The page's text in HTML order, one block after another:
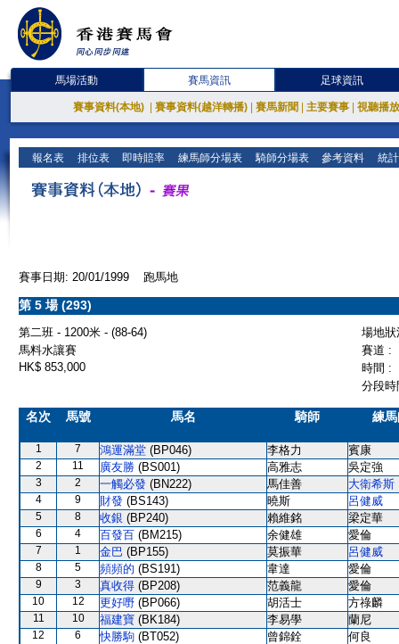
馬場活動 賽馬資訊 足球資訊
賽事資料(本地) 賽事資料(越洋轉播) 賽馬新聞 主要賽事 視聽播
報名表 排位表 即時賠率 練馬師分場表 騎師分場表 參考資料 統
賽事日期: 20/01/1999 跑馬地
第 5 場 (293)
第二班 - 1200米 - (88-64)
場地
馬料水讓賽
賽道 :
HK$ 853,000
時間 :
分段
名次 馬號 馬名 騎師 練
1 7 鴻運滿堂 (BP046) 李格力 賓康
2 11 廣友勝 (BS001) 高雅志 吳定強
3 2 一觸必發 (BN222) 馬佳善 大衛希斯
4 9 財發 (BS143) 曉斯 呂健威
5 8 收銀 (BP240) 賴維銘 梁定華
6 4 百發百 (BM215) 余健雄 愛倫
7 1 金巴 (BP155) 莫振華 呂健威
8 5 頻頻的 (BS191) 韋達 愛倫
9 3 真收得 (BP208) 范義龍 愛倫
10 12 更好嘢 (BP066) 胡活士 方祿麟
11 10 福建寶 (BK184) 李易學 蘭尼
12 6 快勝駒 (BT052) 曾錦銓
何良